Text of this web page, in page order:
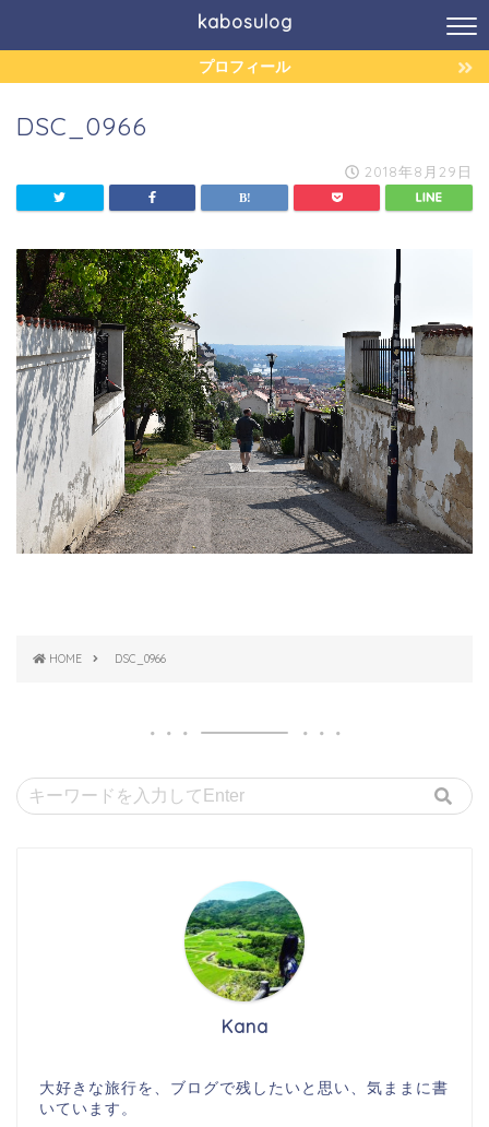
kabosulog
プロフィール
DSC_0966
2018年8月29日
HOME DSC_0966
Kana
大好きな旅行を、ブログで残したいと思い、気ままに書
いています。